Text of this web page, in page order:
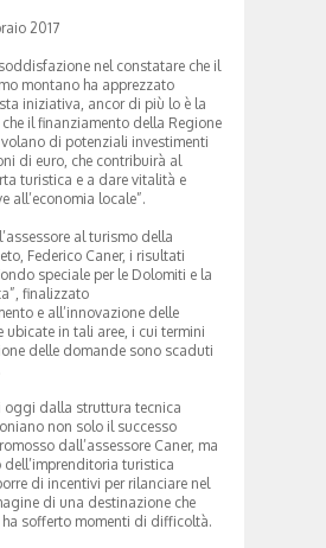
2017
nel constatare che il
montano ha apprezzato
iniziativa, ancor di più lo è la
il finanziamento della Regione
di potenziali investimenti
di euro, che contribuirà al
turistica e a dare vitalità e
all’economia locale”.
al turismo della
Federico Caner, i risultati
speciale per le Dolomiti e la
finalizzato
e all’innovazione delle
ubicate in tali aree, i cui termini
delle domande sono scaduti
oggi dalla struttura tecnica
non solo il successo
dall’assessore Caner, ma
dell’imprenditoria turistica
di incentivi per rilanciare nel
di una destinazione che
sofferto momenti di difficoltà.